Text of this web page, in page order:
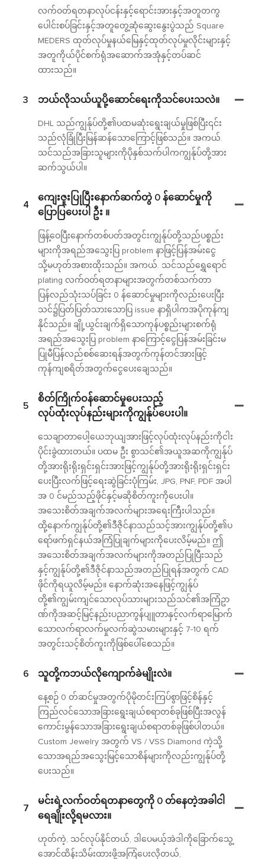
လက်ဝတ်ရတနာလုပ်ငန်းနှင့်ရောင်းအားနှင့်အတူတကွ
ပေါင်းစပ်ခြင်းနှင့်အတူတွေ့ဆုံဆွေးနွေးပွဲသည် Square
MEDERS ထုတ်လုပ်မှုနယ်မြေနှင့်ထုတ်လုပ်မှုလိုင်းများနှင့်
အတူကိုယ်ပိုင်စက်ရုံအဆောက်အအုံနှင့်တပ်ဆင်
ထားသည်။
3 ဘယ်လိုသယ်ယူပို့ဆောင်ရေးကိုသင်ပေးသလဲ။
DHL သည်ကျွန်ုပ်တို့၏ပထမဆုံးရွေးချယ်မှုဖြစ်ပြီး၎င်း
သည်လုံခြုံပြီးမြန်ဆန်သောကြောင့်ဖြစ်သည်။ အကယ်.
သင်သည်အခြားသူများကိုပိုနှစ်သက်ပါကကျွန်ုပ်တို့အား
ဆက်သွယ်ပါ။
4
ကျေးဇူးပြုပြီးနောက်ဆက်တွဲ 0 န်ဆောင်မှုကို
ပြောပြပေးပါ ဦး ။
ဖြန့်ဝေပြီးနောက်တစ်ပတ်အတွင်းကျွန်ုပ်တို့သည်ပစ္စည်း
များကိုအရည်အသွေးပြ problem နာဖြင့်ပြန်အမ်းငွေ
သို့မဟုတ်အစားထိုးသည်။ အကယ်. သင်သည်ရွှေရောင်
plating လက်ဝတ်ရတနာများအတွက်တစ်သက်တာ
ပြန်လည်သုံးသပ်ခြင်း 0 န်ဆောင်မှုများကိုလည်းပေးပြီး
သင်၌ပြတ်ပြတ်သားသောပြ issue နာရှိပါကအပိုကုန်ကျ
နိုင်သည်။ ချို့ယွင်းချက်ရှိသောကုန်ပစ္စည်းများစက်ရုံ
အရည်အသွေးပြ problem နာကြောင့်ငွေပြန်အမ်းခြင်းမ
ပြုမီပြန်လည်စစ်ဆေးရန်အတွက်ကုန်တင်အားဖြင့်
ကုန်ကျစရိတ်အတွက်ငွေပေးချေသည်။
5
စိတ်ကြိုက်ဝန်ဆောင်မှုပေးသည့်
လုပ်ထုံးလုပ်နည်းများကိုကျွန်ုပ်ပေးပါ။
သေချာတာပေါ့ယေဘုယျအားဖြင့်လုပ်ထုံးလုပ်နည်းကိုငါး
ပိုင်းခွဲထားတယ်။ ပထမ ဦး စွာသင်၏အယူအဆကိုကျွန်ုပ်
တို့အားရိုးရိုးရှင်းရှင်းအားဖြင့်ကျွန်ုပ်တို့အားရိုးရိုးရှင်းရှင်း
ပေးပြီးလက်ဖြင့်ရေးဆွဲခြင်းပုံကြမ်း, JPG, PNF, PDF အပါ
အ 0 င်မည်သည့်ဖိုင်နှင့်မဆိုစိတ်ကူးကိုပေးပါ။
အသေးစိတ်အချက်အလက်များအရေးကြီးပါသည်။
ထို့နောက်ကျွန်ုပ်တို့၏ဒီဇိုင်နာသည်သင့်အားကျွန်ုပ်တို့၏ပ
ရော်ဖက်ရှင်နယ်အကြံပြုချက်များကိုပေးလိမ့်မည်။ ဤ
အသေးစိတ်အချက်အလက်များကိုအတည်ပြုပြီးသည်
နှင့်ကျွန်ုပ်တို့၏ဒီဇိုင်နာသည်အတည်ပြုရန်အတွက် CAD
ဖိုင်ကိုရယူလိမ့်မည်။ နောက်ဆုံးအနေဖြင့်ကျွန်ုပ်
တို့၏ကျွမ်းကျင်သောလုပ်သားများသည်သင်၏အကြံဥာ
ဏ်ကိုအဆင့်မြင့်နည်းပညာကွန်ပျူတာနှင့်လက်ရာမြောက်
သောလက်ရာလက်မှုလက်ဆွဲသမားများနှင့် 7-10 ရက်
အတွင်းသင့်စိတ်ကူးကိုဖြစ်ပေါ်စေသည်။
6 သူတို့ကဘယ်လိုကျောက်ခဲမျိုးလဲ။
နေ့စဉ် 0 တ်ဆင်မှုအတွက်ပိုမိုတင်းကြပ်စွာဖြင့်စိန်နှင့်
ကြည်လင်သောအခြားရွေးချယ်စရာတစ်ခုဖြစ်ပြီးအလွန်
ကောင်းမွန်သောအခြားရွေးချယ်စရာတစ်ခုဖြစ်ပါတယ်။
Custom Jewelry အတွက် VS / VSS Diamond ကဲ့သို့
သောအရည်အသွေးမြင့်သောစိန်များကိုလည်းကျွန်ုပ်တို့
ပေးသည်။
7
မင်းရဲ့လက်ဝတ်ရတနာတွေကို 0 တ်နေတဲ့အခါငါ
ရေချိုးလို့ရမလား။
ဟုတ်ကဲ့, သင်လုပ်နိုင်တယ်, ဒါပေမယ့်အဲဒါကိုခြောက်သွေ့
အောင်ထိန်းသိမ်းထားဖို့အကြံပေးလိုတယ်,